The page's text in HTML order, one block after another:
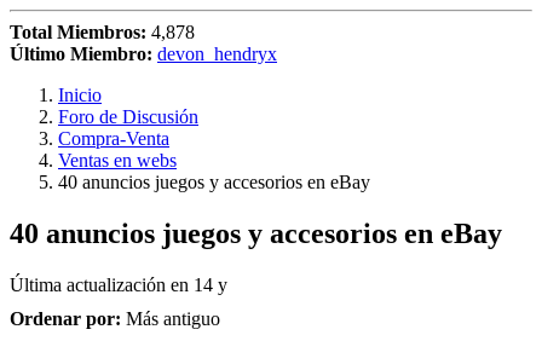
Total Miembros: 4,878
Último Miembro: devon_hendryx
Inicio
Foro de Discusión
Compra-Venta
Ventas en webs
40 anuncios juegos y accesorios en eBay
40 anuncios juegos y accesorios en eBay
Última actualización en 14 y
Ordenar por: Más antiguo